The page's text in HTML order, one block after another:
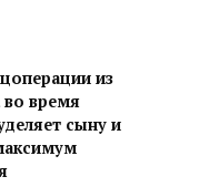
из
во время
сыну и